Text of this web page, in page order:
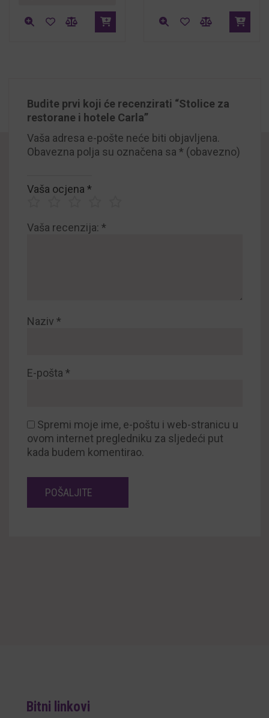
Budite prvi koji će recenzirati “Stolice za
restorane i hotele Carla”
Vaša adresa e-pošte neće biti objavljena.
Obavezna polja su označena sa * (obavezno)
Vaša ocjena *
Vaša recenzija: *
Naziv *
E-pošta *
Spremi moje ime, e-poštu i web-stranicu u
ovom internet pregledniku za sljedeći put
kada budem komentirao.
Bitni linkovi